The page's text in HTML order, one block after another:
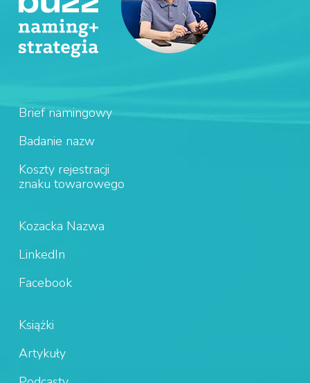
Brief namingowy
Badanie nazw
Koszty rejestracji
znaku towarowego
Kozacka Nazwa
LinkedIn
Facebook
Książki
Artykuły